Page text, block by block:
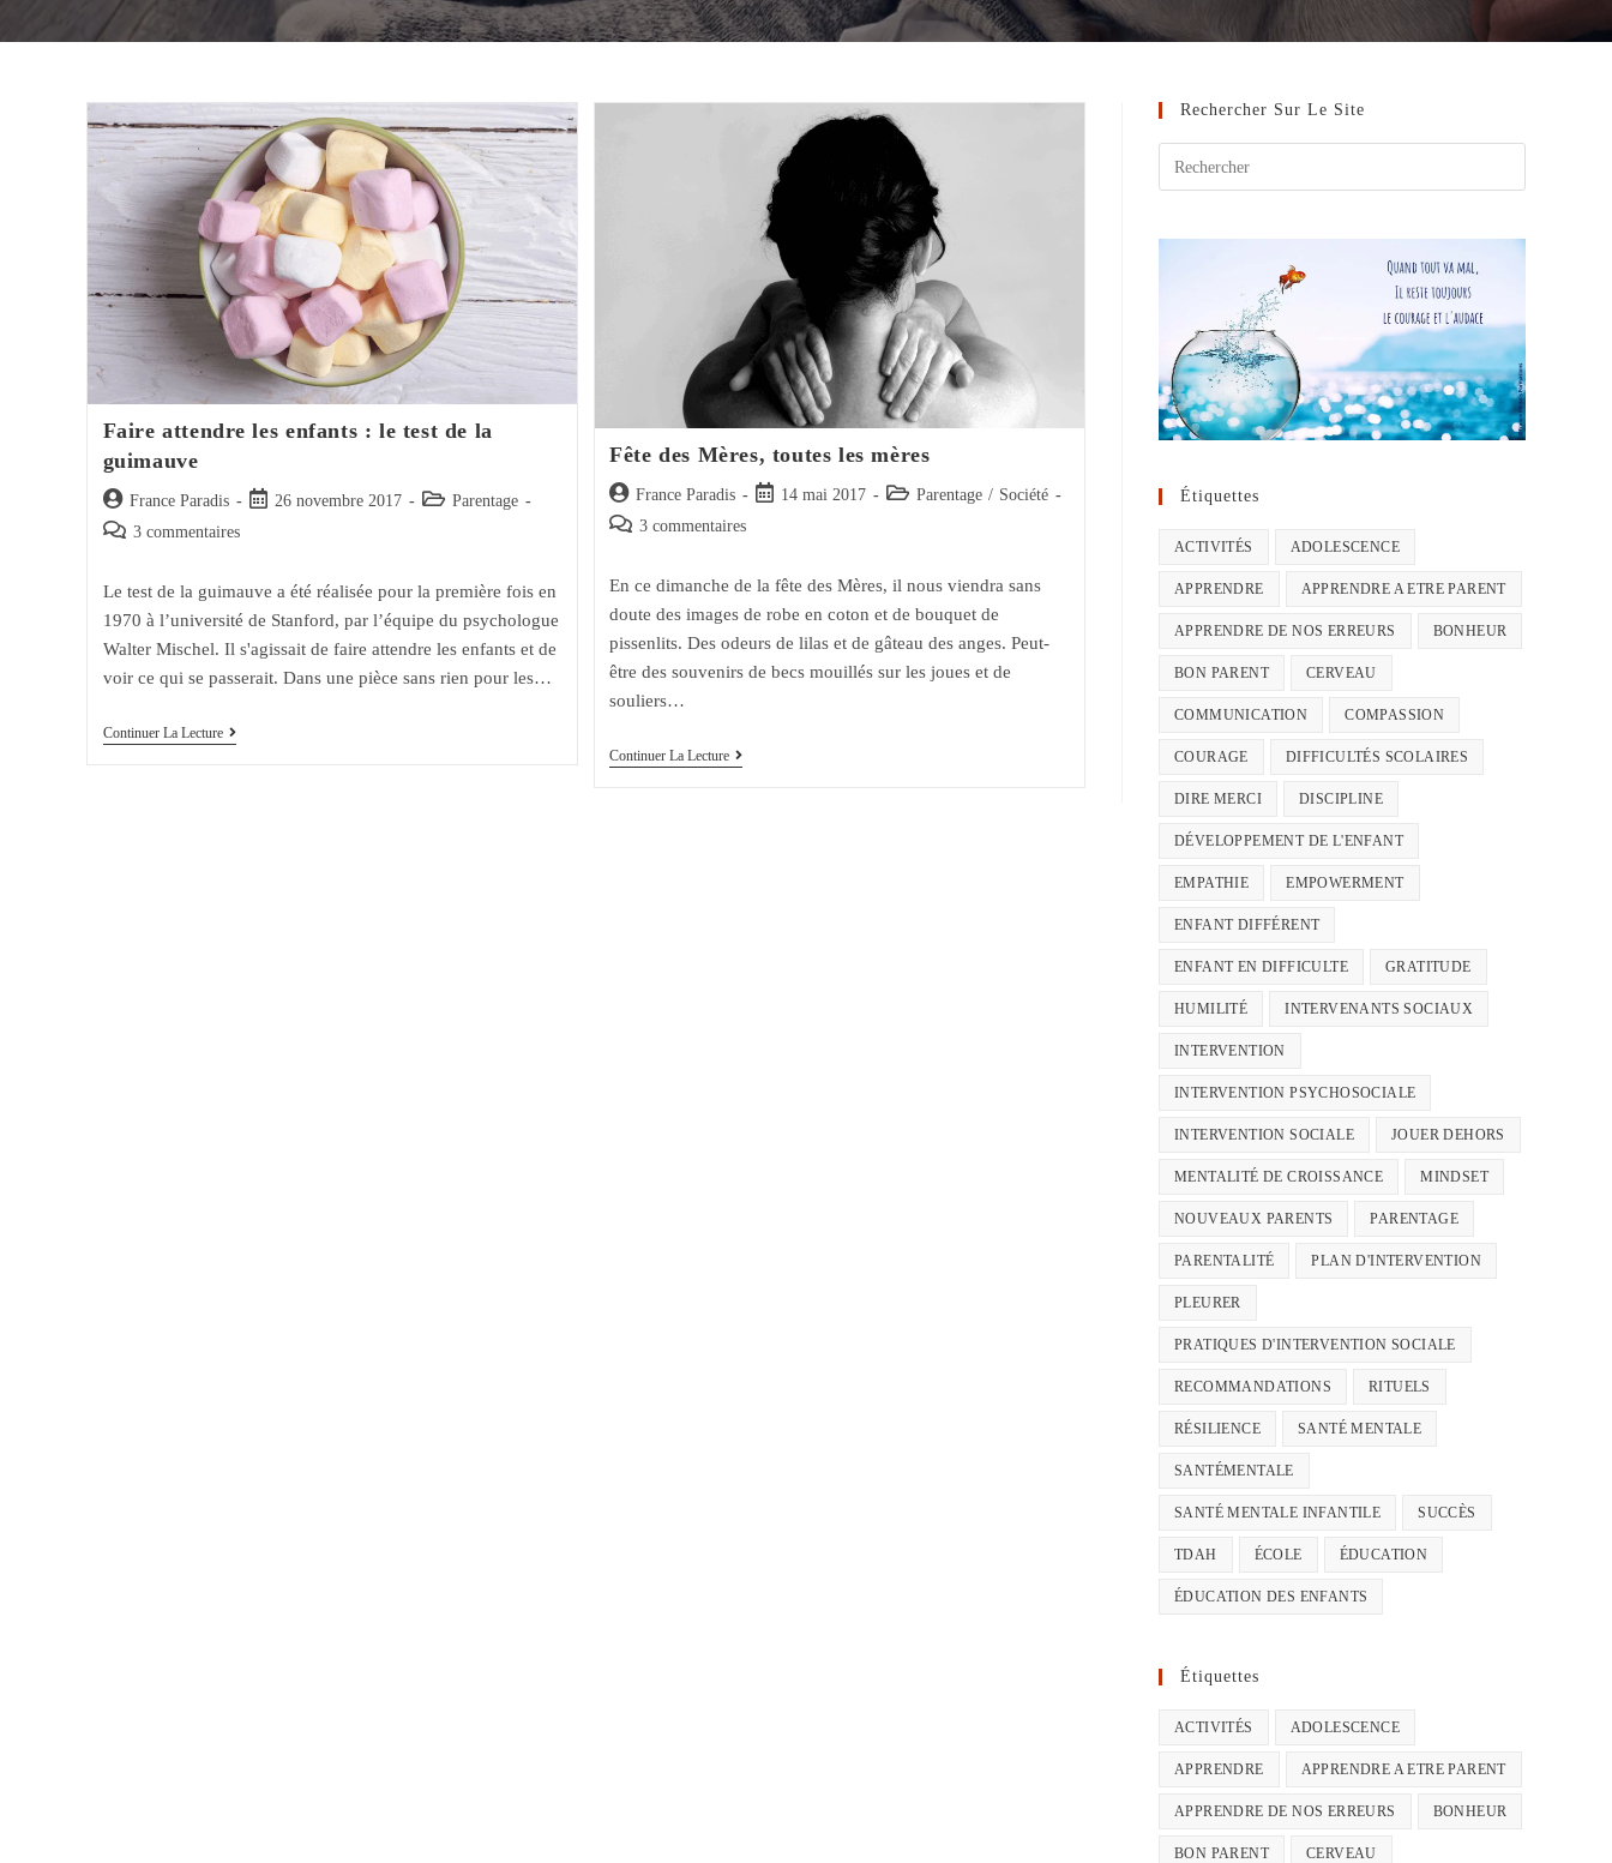
Faire attendre les enfants : le test de la
guimauve
Auteur/autrice
de
France Paradis
Post26 novembre 2017
Post Parentage
Post 3 commentaires
Le test de la guimauve a été réalisée pour la première fois en
1970 à l’université de Stanford, par l’équipe du psychologue
Walter Mischel. Il s'agissait de faire attendre les enfants et de
voir ce qui se passerait. Dans une pièce sans rien pour les…
Continuer La LectureFaire
Fête des Mères, toutes les mères
Auteur/autrice
de
France Paradis
Post14 mai 2017
Post Parentage / Société
Post 3 commentaires
En ce dimanche de la fête des Mères, il nous viendra sans
doute des images de robe en coton et de bouquet de
pissenlits. Des odeurs de lilas et de gâteau des anges. Peut-
être des souvenirs de becs mouillés sur les joues et de
souliers…
Continuer La LectureFête
Rechercher Sur Le Site
Étiquettes
ACTIVITÉS ADOLESCENCE
APPRENDRE APPRENDRE A ETRE PARENT
APPRENDRE DE NOS ERREURS BONHEUR
BON PARENT CERVEAU
COMMUNICATION COMPASSION
COURAGE DIFFICULTÉS SCOLAIRES
DIRE MERCI DISCIPLINE
DÉVELOPPEMENT DE L'ENFANT
EMPATHIE EMPOWERMENT
ENFANT DIFFÉRENT
ENFANT EN DIFFICULTE GRATITUDE
HUMILITÉ INTERVENANTS SOCIAUX
INTERVENTION
INTERVENTION PSYCHOSOCIALE
INTERVENTION SOCIALE JOUER DEHORS
MENTALITÉ DE CROISSANCE MINDSET
NOUVEAUX PARENTS PARENTAGE
PARENTALITÉ PLAN D'INTERVENTION
PLEURER
PRATIQUES D'INTERVENTION SOCIALE
RECOMMANDATIONS RITUELS
RÉSILIENCE SANTÉ MENTALE
SANTÉMENTALE
SANTÉ MENTALE INFANTILE SUCCÈS
TDAH ÉCOLE ÉDUCATION
ÉDUCATION DES ENFANTS
Étiquettes
ACTIVITÉS ADOLESCENCE
APPRENDRE APPRENDRE A ETRE PARENT
APPRENDRE DE NOS ERREURS BONHEUR
BON PARENT CERVEAU